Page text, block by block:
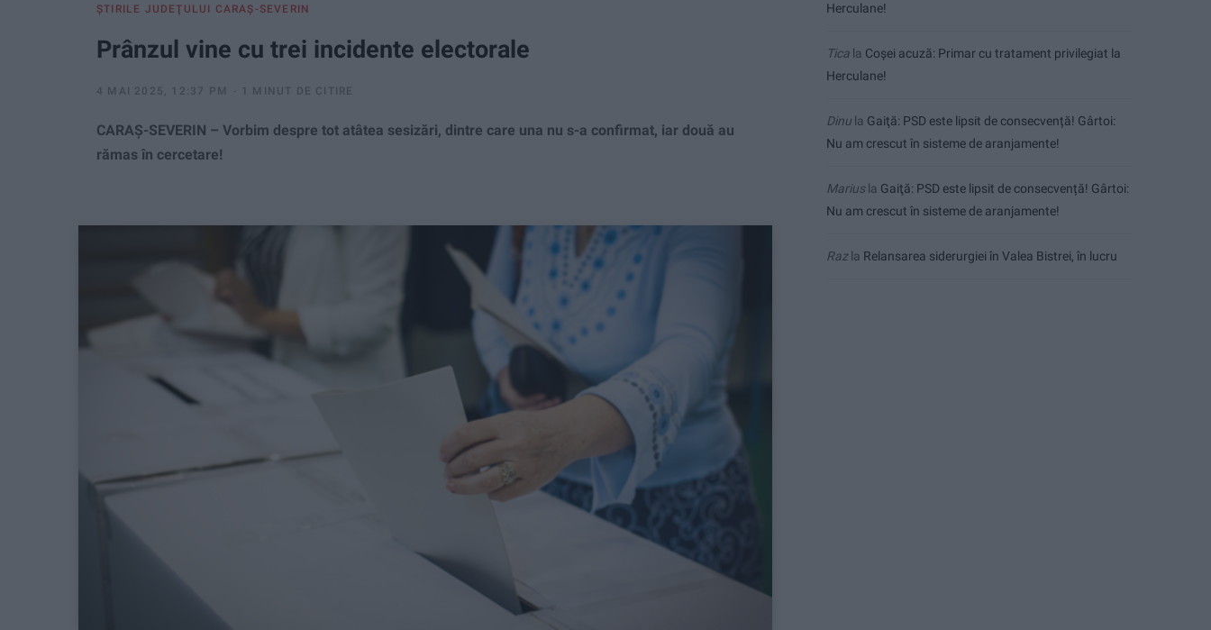
ŞTIRILE JUDEŢULUI CARAŞ-SEVERIN
Prânzul vine cu trei incidente electorale
4 MAI 2025, 12:37 PM 1 MINUT DE CITIRE
CARAȘ-SEVERIN – Vorbim despre tot atâtea sesizări, dintre care una nu s-a confirmat, iar două au
rămas în cercetare!
Herculane!
Tica la Coșei acuză: Primar cu tratament privilegiat la
Herculane!
Dinu la Gaiţă: PSD este lipsit de consecvență! Gârtoi:
Nu am crescut în sisteme de aranjamente!
Mariusla Gaiţă: PSD este lipsit de consecvență! Gârtoi:
Nu am crescut în sisteme de aranjamente!
Razla Relansarea siderurgiei în Valea Bistrei, în lucru